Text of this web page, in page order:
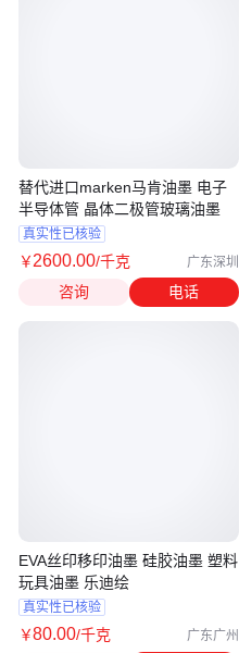
替代进口marken马肯油墨 电子
半导体管 晶体二极管玻璃油墨
真实性已核验
￥2600.00/千克 广东深圳
咨询 电话
EVA丝印移印油墨 硅胶油墨 塑料
玩具油墨 乐迪绘
真实性已核验
￥80.00/千克 广东广州